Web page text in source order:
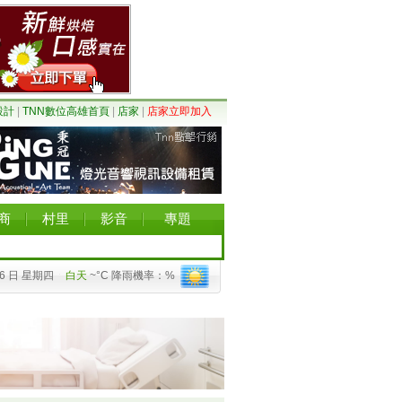
計 TNN數位高雄首頁 店家 店家立即加入
村里 影音 專題
日 星期四 白天 ~°C 降雨機率：%